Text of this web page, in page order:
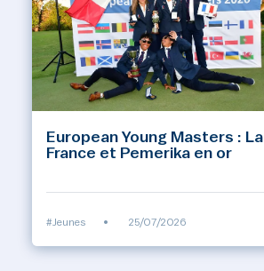
European Young Masters : La
France et Pemerika en or
#Jeunes • 25/07/2026